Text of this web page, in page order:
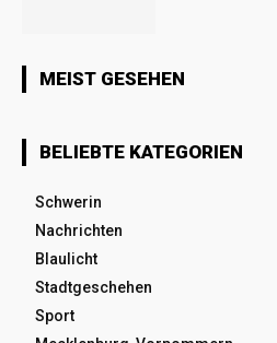
MEIST GESEHEN
BELIEBTE KATEGORIEN
Schwerin
Nachrichten
Blaulicht
Stadtgeschehen
Sport